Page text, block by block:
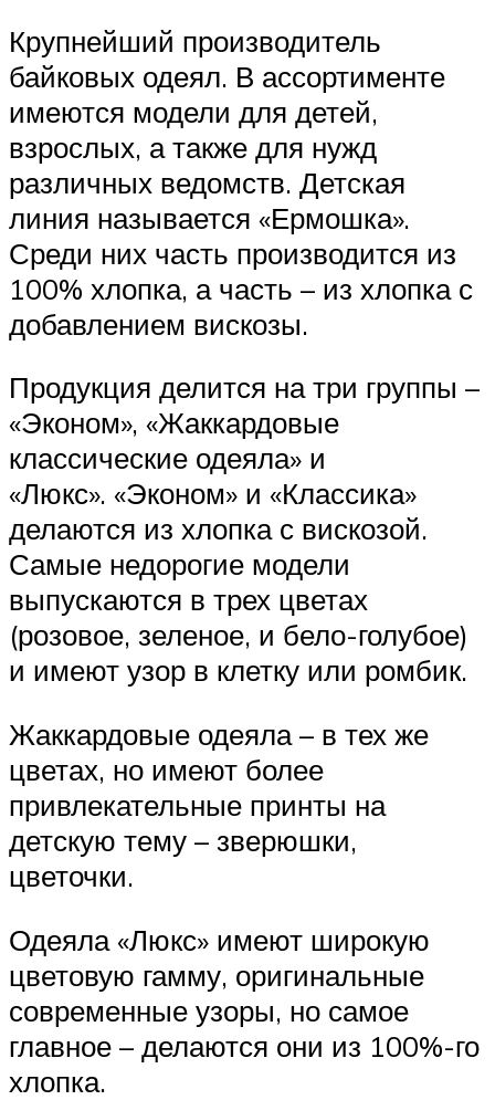
Крупнейший производитель
байковых одеял. В ассортименте
имеются модели для детей,
взрослых, а также для нужд
различных ведомств. Детская
линия называется «Ермошка».
Среди них часть производится из
100% хлопка, а часть – из хлопка с
добавлением вискозы.
Продукция делится на три группы –
«Эконом», «Жаккардовые
классические одеяла» и
«Люкс». «Эконом» и «Классика»
делаются из хлопка с вискозой.
Самые недорогие модели
выпускаются в трех цветах
(розовое, зеленое, и бело-голубое)
и имеют узор в клетку или ромбик.
Жаккардовые одеяла – в тех же
цветах, но имеют более
привлекательные принты на
детскую тему – зверюшки,
цветочки.
Одеяла «Люкс» имеют широкую
цветовую гамму, оригинальные
современные узоры, но самое
главное – делаются они из 100%-го
хлопка.